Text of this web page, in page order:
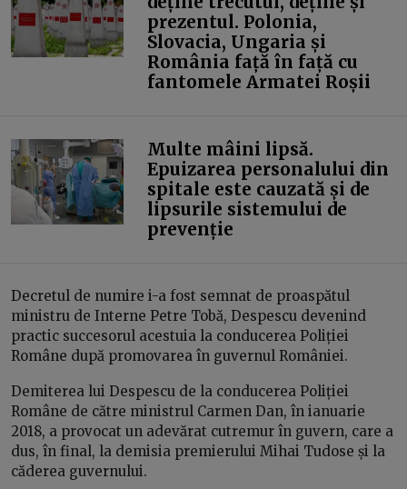
prezentul. Polonia,
Slovacia, Ungaria și
România față în față cu
fantomele Armatei Roșii
Multe mâini lipsă.
Epuizarea personalului din
spitale este cauzată și de
lipsurile sistemului de
prevenție
Decretul de numire i-a fost semnat de proaspătul
ministru de Interne Petre Tobă, Despescu devenind
practic succesorul acestuia la conducerea Poliției
Române după promovarea în guvernul României.
Demiterea lui Despescu de la conducerea Poliției
Române de către ministrul Carmen Dan, în ianuarie
2018, a provocat un adevărat cutremur în guvern, care a
dus, în final, la demisia premierului Mihai Tudose și la
căderea guvernului.